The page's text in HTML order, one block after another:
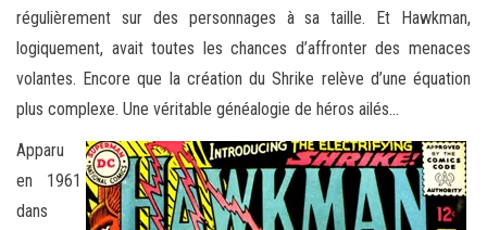
régulièrement sur des personnages à sa taille. Et Hawkman,
logiquement, avait toutes les chances d’affronter des menaces
volantes. Encore que la création du Shrike relève d’une équation
plus complexe. Une véritable généalogie de héros ailés…
Apparu
en 1961
dans